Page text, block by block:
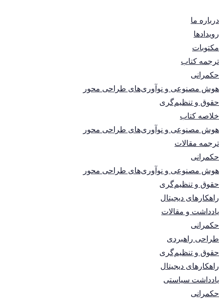
درباره ما
رویدادها
مکتوبات
ترجمه کتاب
حکمرانی
هوش مصنوعی و نوآوری‌های طراحی محور
حقوق و تنظیم‌گری
خلاصه کتاب
هوش مصنوعی و نوآوری‌های طراحی محور
ترجمه مقالات
حکمرانی
هوش مصنوعی و نوآوری‌های طراحی محور
حقوق و تنظیم‌گری
راهکارهای دیجیتال
یادداشت و مقالات
حکمرانی
طراحی راهبردی
حقوق و تنظیم‌گری
راهکارهای دیجیتال
یادداشت سیاستی
حکمرانی